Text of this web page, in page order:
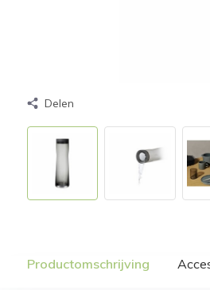
Delen
Productomschrijving